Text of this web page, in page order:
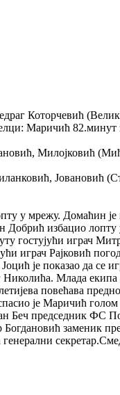
Которчевић
Маричић 82.минут
Милојковић
Јовановић
у мрежу. Домаћин је
Добрић избацио
гостујући играч
играч Рајковић
је показао да се
Млада екипа
повећава
је Маричић
Беч председник ФС
заменик